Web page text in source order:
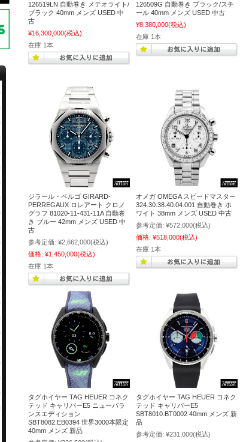
126519LN 自動巻き メテオライト/
ブラック 40mm メンズ USED 中
古
¥16,300,000(税込)
在庫 1本
126509G 自動巻き ブラック/スチ
ール 40mm メンズ USED 中古
¥8,380,000(税込)
在庫 1本
ジラール・ペルゴ GIRARD-
PERREGAUX ロレアート クロノ
グラフ 81020-11-431-11A 自動巻
き ブルー 42mm メンズ USED 中
古
参考定価: ¥2,662,000(税込)
価格: ¥1,450,000(税込)
在庫 1本
オメガ OMEGA スピードマスター
324.30.38.40.04.001 自動巻き ホ
ワイト 38mm メンズ USED 中古
参考定価: ¥572,000(税込)
価格: ¥518,000(税込)
在庫 1本
タグホイヤー TAG HEUER コネク
テッド キャリバーE5 ニューバラ
ンスエディション
SBT8082.EB0394 世界3000本限定
40mm メンズ 新品
タグホイヤー TAG HEUER コネク
テッド キャリバーE5
SBT8010.BT0002 40mm メンズ 新
品
参考定価: ¥231,000(税込)